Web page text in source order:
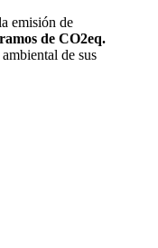
emisión de
de CO2eq.
de sus